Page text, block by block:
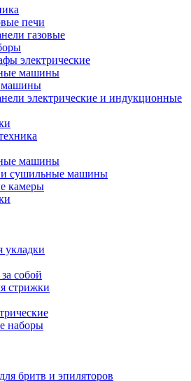
печи
газовые
электрические
машины
машины
электрические и индукционные
машины
и сушильные машины
камеры
укладки
собой
стрижки
наборы
бритв и эпиляторов